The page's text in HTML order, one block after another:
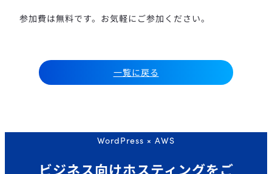
参加費は無料です。お気軽にご参加ください。
一覧に戻る
WordPress × AWS
ビジネス向けホスティングをご